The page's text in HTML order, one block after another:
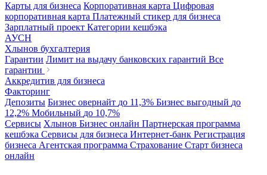
Карты для бизнеса Корпоративная карта Цифровая
корпоративная карта Платежный стикер для бизнеса
Зарплатный проект Категории кешбэка
АУСН
Хлынов бухгалтерия
Гарантии Лимит на выдачу банковских гарантий Все
гарантии
Аккредитив для бизнеса
Факторинг
Депозиты Бизнес овернайт до 11,3% Бизнес выгодный до
12,2% Мобильный до 10,7%
Сервисы Хлынов Бизнес онлайн Партнерская программа
кешбэка Сервисы для бизнеса Интернет-банк Регистрация
бизнеса Агентская программа Страхование Старт бизнеса
онлайн